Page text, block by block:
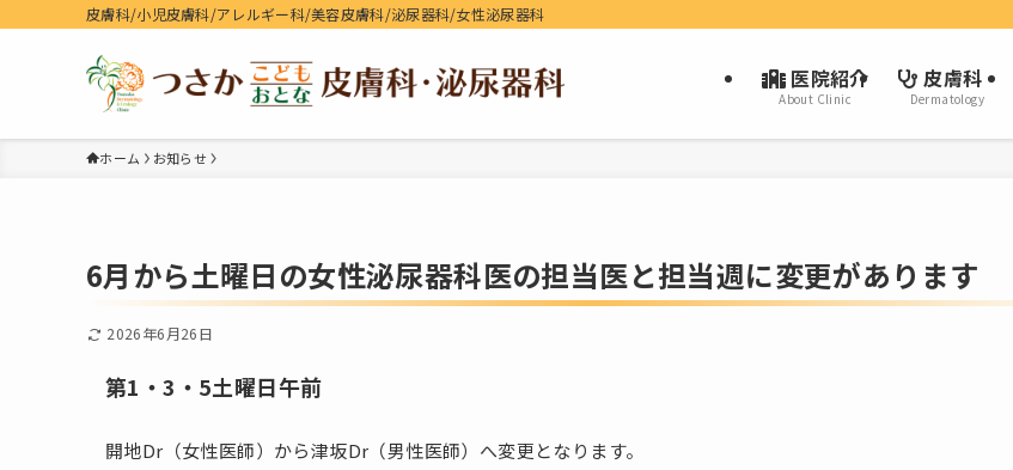
皮膚科/小児皮膚科/アレルギー科/美容皮膚科/泌尿器科/女性泌尿器科
医院紹介
About Clinic
皮膚科
Dermatology
ホーム お知らせ
6月から土曜日の女性泌尿器科医の担当医と担当週に変更があります
2026年6月26日
第1・3・5土曜日午前
開地Dr（女性医師）から津坂Dr（男性医師）へ変更となります。